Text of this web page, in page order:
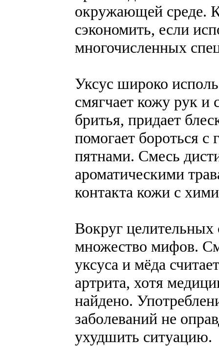
окружающей среде.
сэкономить, если
многочисленных
Уксус широко
смягчает кожу рук и
бритья, придает
помогает бороться
пятнами. Смесь
ароматическими
контакта кожи с
Вокруг целительных
множество мифов.
уксуса и мёда
артрита, хотя
найдено.
заболеваний не
ухудшить ситуацию.